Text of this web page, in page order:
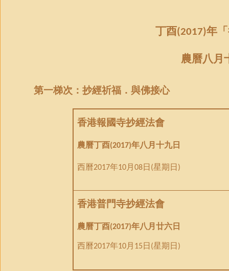
丁酉(2017)年 「
農曆八月
第一梯次：抄經祈福．與佛接心
香港報國寺抄經法會
農曆丁酉(2017)年八月十九日
西曆2017年10月08日 (星期日 )
香港普門寺抄經法會
農曆丁酉(2017)年八月廿六日
西曆2017年10月 15日 (星期日 )